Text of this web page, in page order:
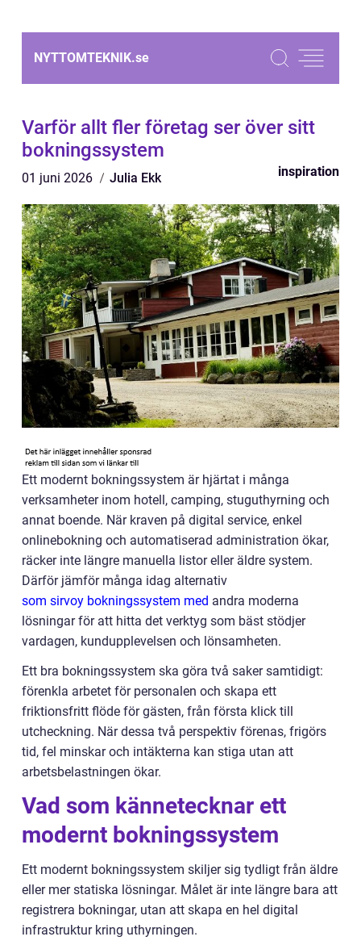
NYTTOMTEKNIK.se
Varför allt fler företag ser över sitt
bokningssystem
01 juni 2026 Julia Ekk inspiration
Ett modernt bokningssystem är hjärtat i många
verksamheter inom hotell, camping, stuguthyrning och
annat boende. När kraven på digital service, enkel
onlinebokning och automatiserad administration ökar,
räcker inte längre manuella listor eller äldre system.
Därför jämför många idag alternativ
som sirvoy bokningssystem med andra moderna
lösningar för att hitta det verktyg som bäst stödjer
vardagen, kundupplevelsen och lönsamheten.
Ett bra bokningssystem ska göra två saker samtidigt:
förenkla arbetet för personalen och skapa ett
friktionsfritt flöde för gästen, från första klick till
utcheckning. När dessa två perspektiv förenas, frigörs
tid, fel minskar och intäkterna kan stiga utan att
arbetsbelastningen ökar.
Vad som kännetecknar ett
modernt bokningssystem
Ett modernt bokningssystem skiljer sig tydligt från äldre
eller mer statiska lösningar. Målet är inte längre bara att
registrera bokningar, utan att skapa en hel digital
infrastruktur kring uthyrningen.